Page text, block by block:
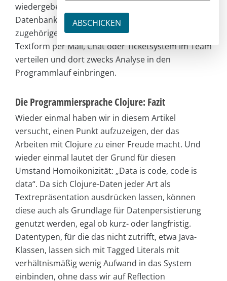
wiedergeben. Führt bspw. eine Anfrage oder ein
Datenbankergebnis zu einem Fehler, lässt sich die
zugehörige Datenstruktur abgreifen, in reiner
Textform per Mail, Chat oder Ticketsystem im Team
verteilen und dort zwecks Analyse in den
Programmlauf einbringen.
Die Programmiersprache Clojure: Fazit
Wieder einmal haben wir in diesem Artikel
versucht, einen Punkt aufzuzeigen, der das
Arbeiten mit Clojure zu einer Freude macht. Und
wieder einmal lautet der Grund für diesen
Umstand Homoikonizität: „Data is code, code is
data“. Da sich Clojure-Daten jeder Art als
Textrepräsentation ausdrücken lassen, können
diese auch als Grundlage für Datenpersistierung
genutzt werden, egal ob kurz- oder langfristig.
Datentypen, für die das nicht zutrifft, etwa Java-
Klassen, lassen sich mit Tagged Literals mit
verhältnismäßig wenig Aufwand in das System
einbinden, ohne dass wir auf Reflection